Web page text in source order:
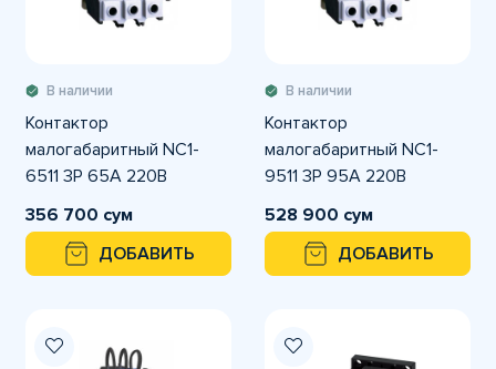
В наличии
Контактор
малогабаритный NC1-
6511 3P 65А 220В
356 700 сум
ДОБАВИТЬ
В наличии
Контактор
малогабаритный NC1-
9511 3P 95А 220В
528 900 сум
ДОБАВИТЬ